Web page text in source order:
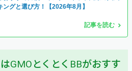
ングと選び方！【2026年8月】
記事を読む
GMOとくとくBBがおすす